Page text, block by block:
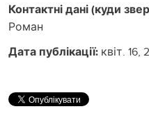
Контактні дані (куди
Роман
Дата публікації: квіт. 16,